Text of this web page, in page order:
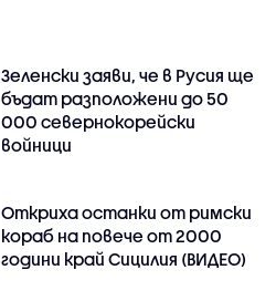
Зеленски заяви, че в Русия ще
бъдат разположени до 50
000 севернокорейски
войници
Откриха останки от римски
кораб на повече от 2000
години край Сицилия (ВИДЕО)